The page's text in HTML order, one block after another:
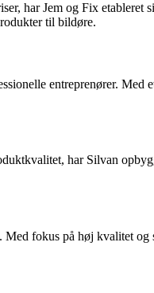
har Jem og Fix etableret
til bildøre.
entreprenører.
har Silvan
fokus på høj kvalitet